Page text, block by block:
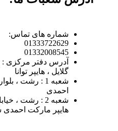
شماره های تماس:
01333722629
01332008545
آدرس دفتر مرکزی :
گلایل ، هایپر توانا
شعبه 1 : رشت ،
احمدی
شعبه 2 : رشت ،
هایپر مارکت احمدی